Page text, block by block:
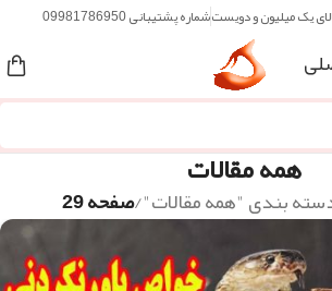
یک میلیون و دویستشماره پشتیبانی 09981786950
همه مقالات
بندی "همه مقالات"/صفحه 29